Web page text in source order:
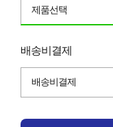
제품선택
배송비결제
배송비결제